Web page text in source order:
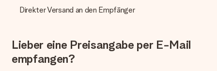
Lieferschein. Die Rechnung zu deiner Bestellung erhältst du
zeitgleich mit der Bestätigungsmail und kannst sie jederzeit in
deinem MySurprise Account einsehen. Du kannst das
Geschenk also direkt beim Empfänger liefern lassen und es
Direkter Versand an den Empfänger
Lieber eine Preisangabe per E-Mail
empfangen?